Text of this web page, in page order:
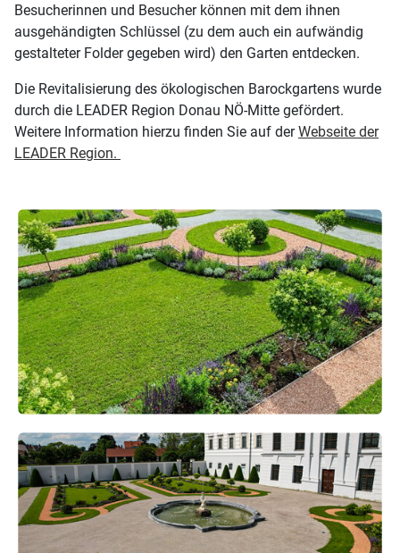
Besucherinnen und Besucher können mit dem ihnen
ausgehändigten Schlüssel (zu dem auch ein aufwändig
gestalteter Folder gegeben wird) den Garten entdecken.
Die Revitalisierung des ökologischen Barockgartens wurde
durch die LEADER Region Donau NÖ-Mitte gefördert.
Weitere Information hierzu finden Sie auf derWebseite der
LEADER Region.